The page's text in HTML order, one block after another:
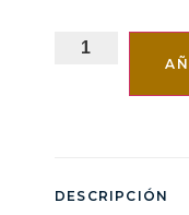
DESCRIPCIÓN